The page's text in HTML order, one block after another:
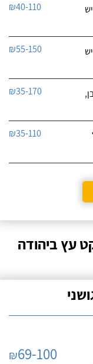
₪40-110
₪55-150
₪35-170
₪35-110
עץ ביהודה
₪69-100